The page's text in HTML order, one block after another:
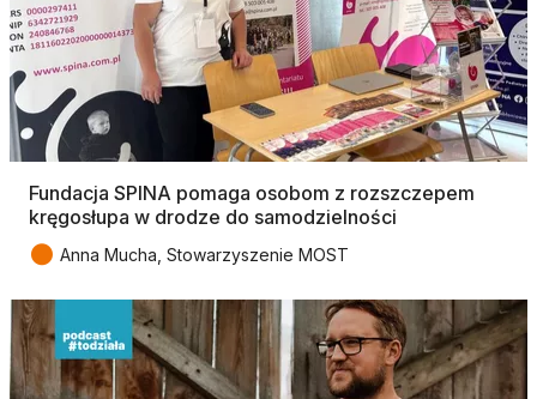
Fundacja SPINA pomaga osobom z rozszczepem
kręgosłupa w drodze do samodzielności
● Anna Mucha, Stowarzyszenie MOST